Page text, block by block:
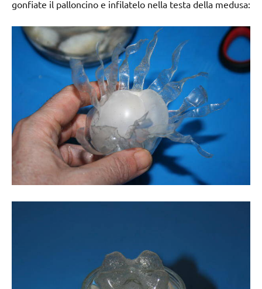
gonfiate il palloncino e infilatelo nella testa della medusa: